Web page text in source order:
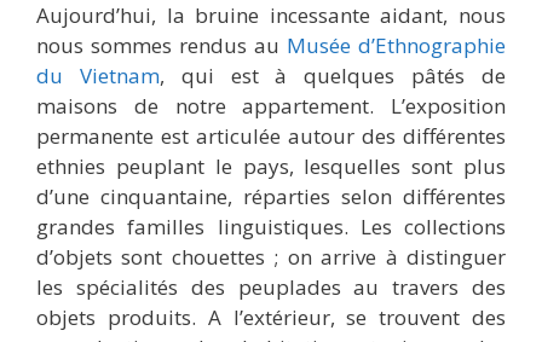
Aujourd’hui, la bruine incessante aidant, nous
nous sommes rendus au Musée d’Ethnographie
du Vietnam, qui est à quelques pâtés de
maisons de notre appartement. L’exposition
permanente est articulée autour des différentes
ethnies peuplant le pays, lesquelles sont plus
d’une cinquantaine, réparties selon différentes
grandes familles linguistiques. Les collections
d’objets sont chouettes ; on arrive à distinguer
les spécialités des peuplades au travers des
objets produits. A l’extérieur, se trouvent des